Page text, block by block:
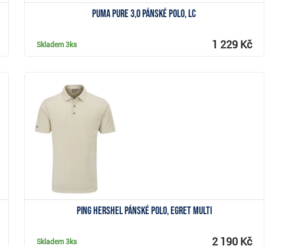
Puma Pure 3,0 pánské polo, LC
Skladem3ks 1 229 Kč
PING Hershel pánské polo, egret multi
Skladem3ks 2 190 Kč